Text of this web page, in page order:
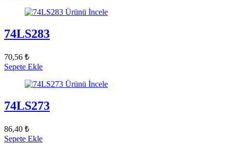
Ürünü İncele
74LS283
70,56 ₺
Sepete Ekle
Ürünü İncele
74LS273
86,40 ₺
Sepete Ekle